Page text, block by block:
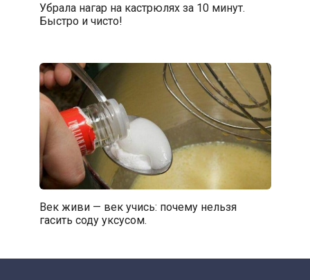
Убрала нагар на кастрюлях за 10 минут.
Быстро и чисто!
Век живи — век учись: почему нельзя
гасить соду уксусом.